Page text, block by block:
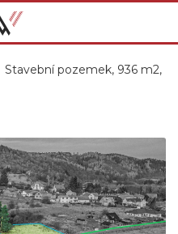
Stavební pozemek, 936 m2,